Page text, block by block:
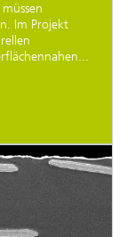
Im Projekt